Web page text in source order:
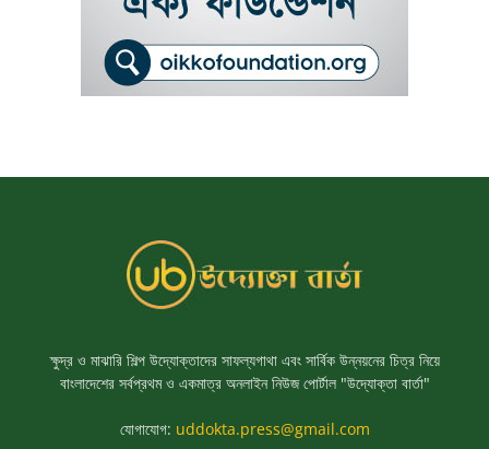
ক্ষুদ্র ও মাঝারি শিল্প উদ্যোক্তাদের সাফল্যগাথা এবং সার্বিক উন্নয়নের চিত্র নিয়ে
বাংলাদেশের সর্বপ্রথম ও একমাত্র অনলাইন নিউজ পোর্টাল "উদ্যোক্তা বার্তা"
যোগাযোগ: uddokta.press@gmail.com